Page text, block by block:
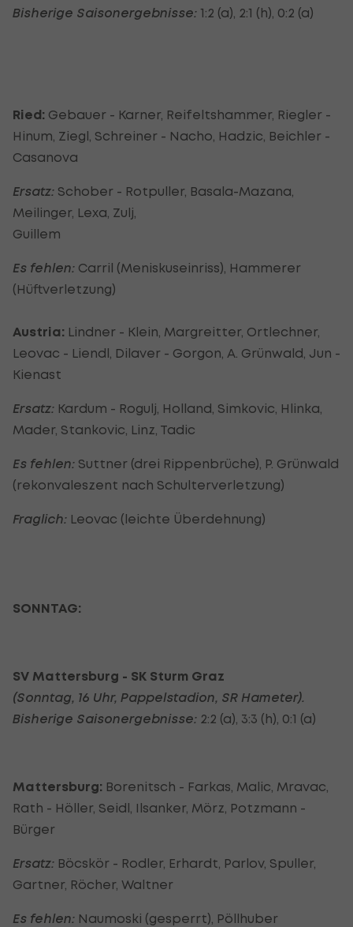
Bisherige Saisonergebnisse: 1:2 (a), 2:1 (h), 0:2 (a)
Ried: Gebauer - Karner, Reifeltshammer, Riegler -
Hinum, Ziegl, Schreiner - Nacho, Hadzic, Beichler -
Casanova
Ersatz: Schober - Rotpuller, Basala-Mazana,
Meilinger, Lexa, Zulj,
Guillem
Es fehlen: Carril (Meniskuseinriss), Hammerer
(Hüftverletzung)
Austria: Lindner - Klein, Margreitter, Ortlechner,
Leovac - Liendl, Dilaver - Gorgon, A. Grünwald, Jun -
Kienast
Ersatz: Kardum - Rogulj, Holland, Simkovic, Hlinka,
Mader, Stankovic, Linz, Tadic
Es fehlen: Suttner (drei Rippenbrüche), P. Grünwald
(rekonvaleszent nach Schulterverletzung)
Fraglich: Leovac (leichte Überdehnung)
SONNTAG:
SV Mattersburg - SK Sturm Graz
(Sonntag, 16 Uhr, Pappelstadion, SR Hameter).
Bisherige Saisonergebnisse: 2:2 (a), 3:3 (h), 0:1 (a)
Mattersburg: Borenitsch - Farkas, Malic, Mravac,
Rath - Höller, Seidl, Ilsanker, Mörz, Potzmann -
Bürger
Ersatz: Böcskör - Rodler, Erhardt, Parlov, Spuller,
Gartner, Röcher, Waltner
Es fehlen: Naumoski (gesperrt), Pöllhuber